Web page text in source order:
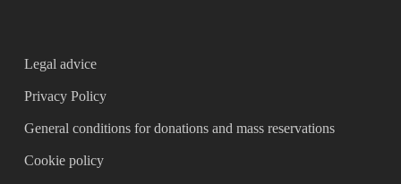
Legal advice
Privacy Policy
General conditions for donations and mass reservations
Cookie policy